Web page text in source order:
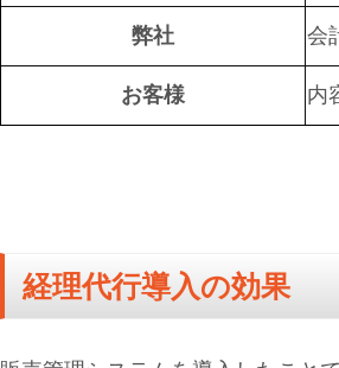
弊社 会
お客様 内
経理代行導入の効果